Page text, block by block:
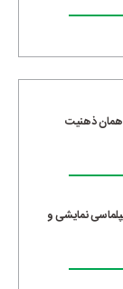
همان ذهنیت
نمایشی و